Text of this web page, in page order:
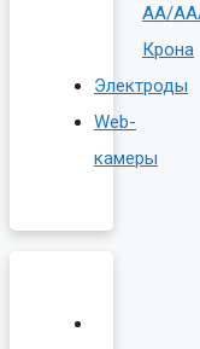
AA/
Крона
Электроды
Web-
камеры